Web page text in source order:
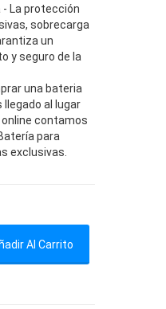
La protección
sobrecarga
un
y seguro de la
una bateria
llegado al lugar
contamos
para
exclusivas.
Al Carrito